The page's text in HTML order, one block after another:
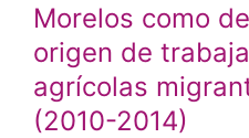
Morelos como
origen de
agrícolas
(2010-2014)